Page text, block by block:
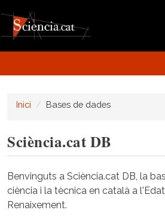
Inici Bases de dades
Sciència.cat DB
Benvinguts a Sciència.cat DB, la
ciència i la tècnica en català a
Renaixement.